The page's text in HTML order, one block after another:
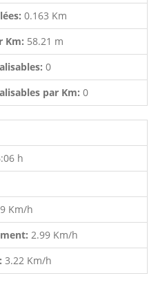
0.163 Km
Km: 58.21 m
0
par Km: 0
h
Km/h
2.99 Km/h
3.22 Km/h